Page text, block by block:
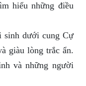
hiểu những điều
sinh dưới cung Cự
giàu lòng trắc ẩn.
và những người